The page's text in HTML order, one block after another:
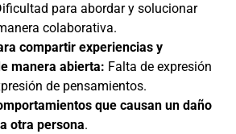
para abordar y solucionar
colaborativa.
compartir experiencias y
manera abierta: Falta de expresión
de pensamientos.
que causan un daño
otra persona.